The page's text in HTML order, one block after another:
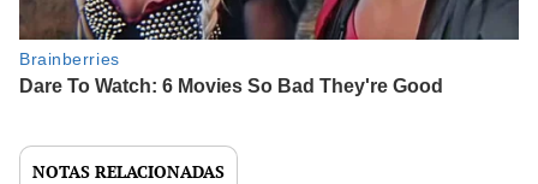
NOTAS RELACIONADAS